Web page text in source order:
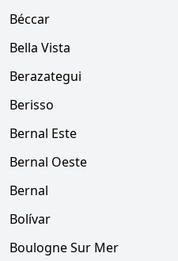
Béccar
Bella Vista
Berazategui
Berisso
Bernal Este
Bernal Oeste
Bernal
Bolívar
Boulogne Sur Mer